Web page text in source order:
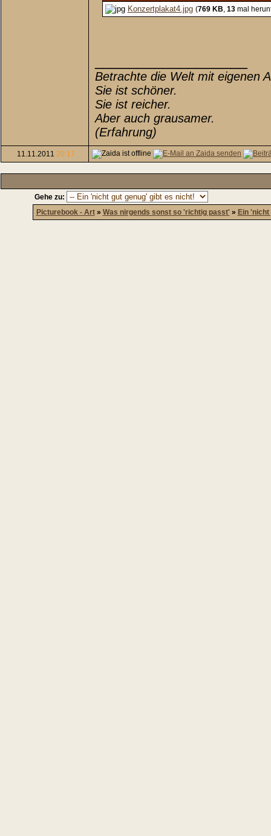
Konzertplakat4.jpg (769 KB, 13mal
Betrachte die Welt mit eigenen
Sie ist schöner.
Sie ist reicher.
Aber auch grausamer.
(Erfahrung)
11.11.2011 20:17
Gehe zu:
Picturebook - Art» Was nirgends sonst so 'richtig passt'» Ein